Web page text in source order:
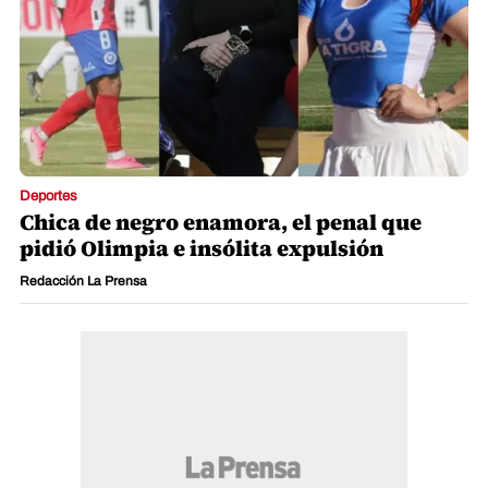
Deportes
Chica de negro enamora, el penal que
pidió Olimpia e insólita expulsión
Redacción La Prensa